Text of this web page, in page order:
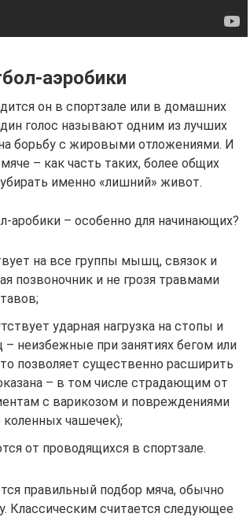
аэробики
он в спортзале или в домашних
голос называют одним из лучших
борьбу с жировыми отложениями. И
– как часть таких, более общих
именно «лишний» живот.
– особенно для начинающих?
на все группы мышц, связок и
позвоночник и не грозя травмами
ударная нагрузка на стопы и
неизбежные при занятиях бегом или
позволяет существенно расширить
– в том числе страдающим от
с варикозом и повреждениями
коленных чашечек);
от проводящихся в спортзале.
правильный подбор мяча, обычно
Классическим считается следующее